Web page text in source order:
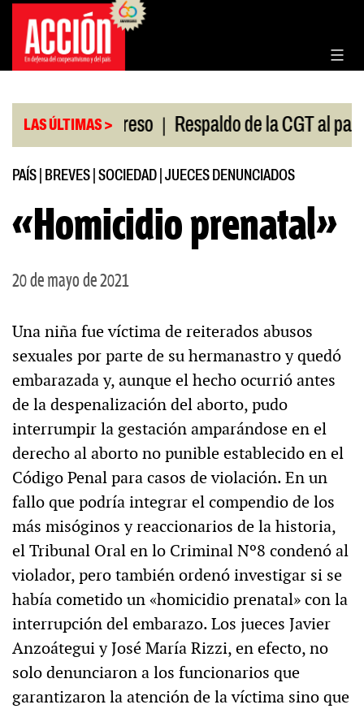
Saltar
contenido
LAS ÚLTIMAS >
el Congreso | Respaldo de la CGT al paro
PAÍS BREVES SOCIEDAD JUECES DENUNCIADOS
«Homicidio prenatal»
20 de mayo de 2021
Una niña fue víctima de reiterados abusos
sexuales por parte de su hermanastro y quedó
embarazada y, aunque el hecho ocurrió antes
de la despenalización del aborto, pudo
interrumpir la gestación amparándose en el
derecho al aborto no punible establecido en el
Código Penal para casos de violación. En un
fallo que podría integrar el compendio de los
más misóginos y reaccionarios de la historia,
el Tribunal Oral en lo Criminal Nº8 condenó al
violador, pero también ordenó investigar si se
había cometido un «homicidio prenatal» con la
interrupción del embarazo. Los jueces Javier
Anzoátegui y José María Rizzi, en efecto, no
solo denunciaron a los funcionarios que
garantizaron la atención de la víctima sino que